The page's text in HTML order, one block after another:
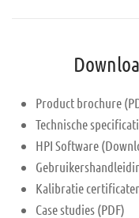
Product brochure
Technische
HPI Software
Kalibratie
Case studies (PDF)